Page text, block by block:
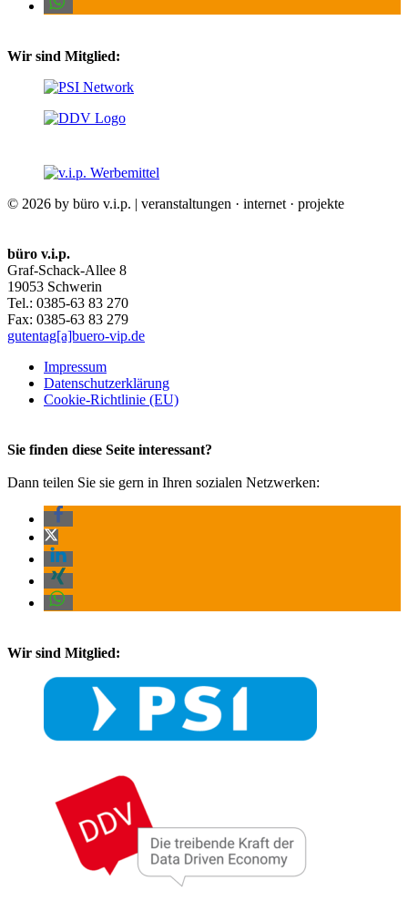
Wir sind Mitglied:
© 2026 by büro v.i.p. | veranstaltungen · internet · projekte
büro v.i.p.
Graf-Schack-Allee 8
19053 Schwerin
Tel.: 0385-63 83 270
Fax: 0385-63 83 279
gutentag[a]buero-vip.de
Impressum
Datenschutz­erklärung
Cookie-Richtlinie (EU)
Sie finden diese Seite interessant?
Dann teilen Sie sie gern in Ihren sozialen Netzwerken:
Wir sind Mitglied: